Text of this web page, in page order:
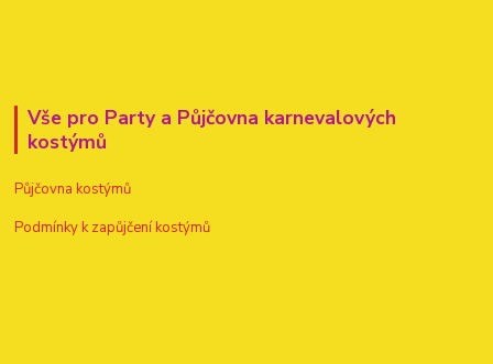
Vše pro Party a Půjčovna karnevalových
kostýmů
Půjčovna kostýmů
Podmínky k zapůjčení kostýmů